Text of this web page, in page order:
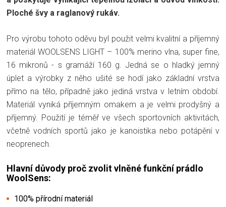
Ploché švy a raglanový rukáv.
Pro výrobu tohoto oděvu byl použit velmi kvalitní a příjemný
materiál WOOLSENS LIGHT – 100% merino vlna, super fine,
16 mikronů - s gramáží 160 g. Jedná se o hladký jemný
úplet a výrobky z něho ušité se hodí jako základní vrstva
přímo na tělo, případně jako jediná vrstva v letním období.
Materiál vyniká příjemným omakem a je velmi prodyšný a
příjemný. Použití je téměř ve všech sportovních aktivitách,
včetně vodních sportů jako je kanoistika nebo potápění v
neoprenech.
Hlavní důvody proč zvolit vlněné funkční prádlo
WoolSens:
100% přírodní materiál